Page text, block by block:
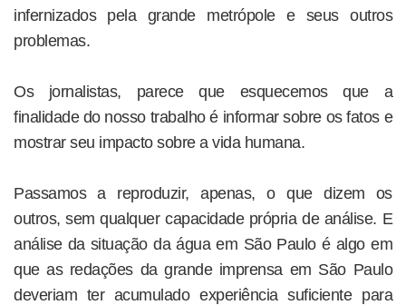
infernizados pela grande metrópole e seus outros
problemas.
Os jornalistas, parece que esquecemos que a
finalidade do nosso trabalho é informar sobre os fatos e
mostrar seu impacto sobre a vida humana.
Passamos a reproduzir, apenas, o que dizem os
outros, sem qualquer capacidade própria de análise. E
análise da situação da água em São Paulo é algo em
que as redações da grande imprensa em São Paulo
deveriam ter acumulado experiência suficiente para